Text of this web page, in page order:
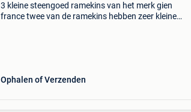
3 kleine steengoed ramekins van het merk gien
france twee van de ramekins hebben zeer kleine
Ophalen of Verzenden